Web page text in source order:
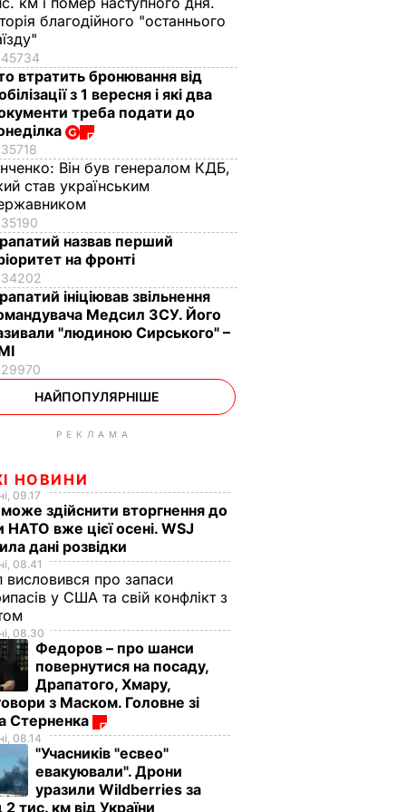
благодійного "останнього
45734
втратить бронювання від
з 1 вересня і які два
треба подати до
35718
Він був генералом КДБ,
став українським
35190
назвав перший
на фронті
34202
ініціював звільнення
Медсил ЗСУ. Його
"людиною Сирського" –
29970
НАЙПОПУЛЯРНІШЕ
РЕКЛАМА
НОВИНИ
09.17
може здійснити вторгнення до
НАТО вже цієї осені. WSJ
дані розвідки
08.41
висловився про запаси
у США та свій конфлікт з
08.30
Федоров – про шанси
повернутися на посаду,
Драпатого, Хмару,
з Маском. Головне зі
Стерненка
08.14
"Учасників "есвео"
евакуювали". Дрони
уразили Wildberries за
2 тис. км від України